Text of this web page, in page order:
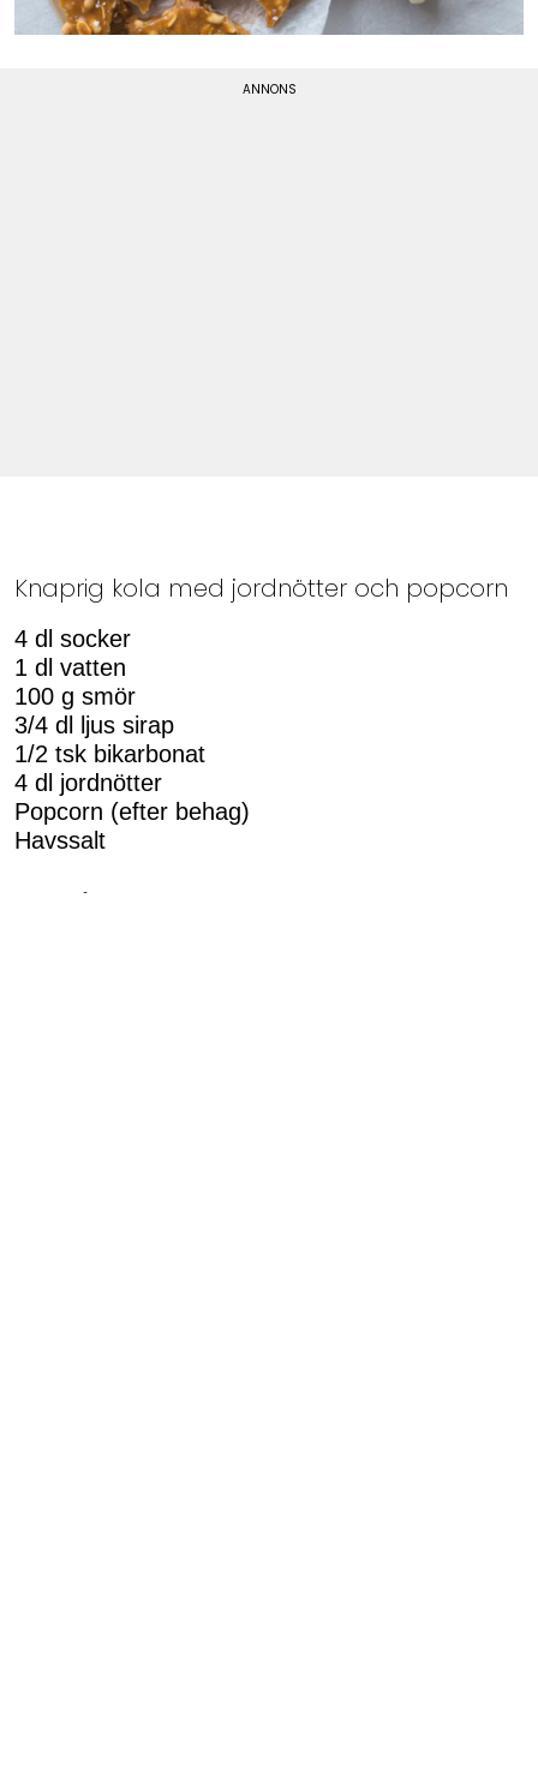
Knaprig kola med jordnötter och popcorn
4 dl socker
1 dl vatten
100 g smör
3/4 dl ljus sirap
1/2 tsk bikarbonat
4 dl jordnötter
Popcorn (efter behag)
Havssalt
Gör såhär: